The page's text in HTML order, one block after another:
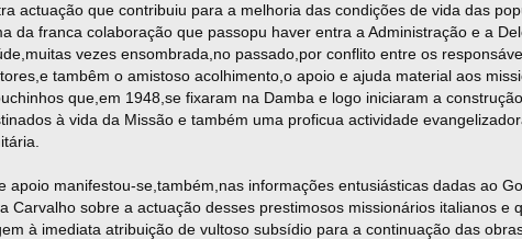
actuação que contribuiu para a melhoria das condições de vida das
da franca colaboração que passopu haver entra a Administração e a
vezes ensombrada,no passado,por conflito entre os
tambêm o amistoso acolhimento,o apoio e ajuda material aos
que,em 1948,se fixaram na Damba e logo iniciaram a
à vida da Missão e também uma proficua actividade
apoio manifestou-se,também,nas informações entusiásticas dadas ao
Carvalho sobre a actuação desses prestimosos missionários italianos e
à imediata atribuição de vultoso subsídio para a continuação das